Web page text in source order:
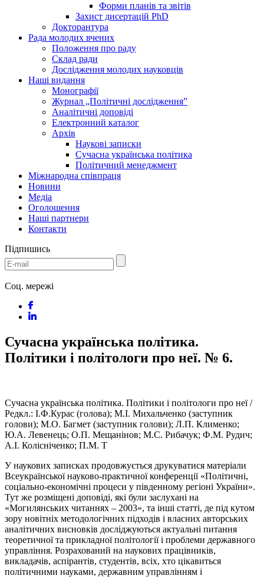
Форми планів та звітів
Захист дисертацій PhD
Докторантура
Рада молодих вчених
Положення про раду
Склад ради
Дослідження молодих науковців
Наші видання
Монографії
Журнал „Політичні дослідження”
Аналітичні доповіді
Електронний каталог
Архів
Наукові записки
Сучасна українська політика
Політичний менеджмент
Міжнародна співпраця
Новини
Медіa
Оголошення
Наші партнери
Контакти
Підпишись
Соц. мережі
Сучасна українська політика.
Політики і політологи про неї. № 6.
Сучасна українська політика. Політики і політологи про неї /
Редкл.: І.Ф.Курас (голова); М.І. Михальченко (заступник
голови); М.О. Багмет (заступник голови); Л.П. Клименко;
Ю.А. Левенець; О.П. Мещанінов; М.С. Рибачук; Ф.М. Рудич;
А.І. Колісніченко; П.М. Т
У наукових записках продовжується друкуватися матеріали
Всеукраїнської науково-практичної конференції «Політичні,
соціально-економічні процеси у південному регіоні України».
Тут же розміщені доповіді, які були заслухані на
«Могилянських читаннях – 2003», та інші статті, де під кутом
зору новітніх методологічних підходів і власних авторських
аналітичних висновків досліджуються актуальні питання
теоретичної та прикладної політології і проблеми державного
управління. Розрахований на наукових працівників,
викладачів, аспірантів, студентів, всіх, хто цікавиться
політичними науками, державним управлінням і